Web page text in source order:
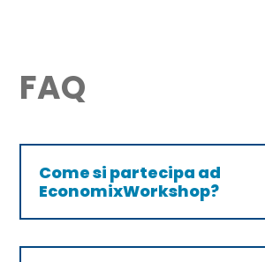
FAQ
Come si partecipa ad
EconomixWorkshop?